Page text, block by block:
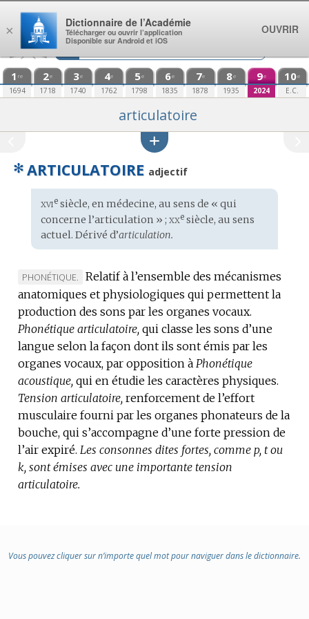
Aller au contenu
1 re
1694
2e
1718
3e
1740
4e
1762
5e
1798
6e
1835
7e
1878
8e
1935
9e
2024
10e
E.C.
articulatoire
✻ ARTICULATOIRE adjectif
Étymologie
:
xviesiècle, en médecine, au sens de « qui
concerne l’articulation » ; xxesiècle, au sens
actuel. Dérivé d’articulation.
MARQUE
DE
DOMAINE
:
PHONÉTIQUE.
Relatif à l’ensemble des mécanismes
anatomiques et physiologiques qui permettent la
production des sons par les organes vocaux.
Phonétique articulatoire, qui classe les sons d’une
langue selon la façon dont ils sont émis par les
organes vocaux, par opposition à Phonétique
acoustique, qui en étudie les caractères physiques.
Tension articulatoire, renforcement de l’effort
musculaire fourni par les organes phonateurs de la
bouche, qui s’accompagne d’une forte pression de
l’air expiré. Les consonnes dites fortes, comme p, t ou
k, sont émises avec une importante tension
articulatoire.
Vous pouvez cliquer sur n’importe quel mot pour naviguer dans le dictionnaire.
×
Dictionnaire de l’Académie
Télécharger ou ouvrir l’application
Disponible sur Android et iOS
OUVRIR